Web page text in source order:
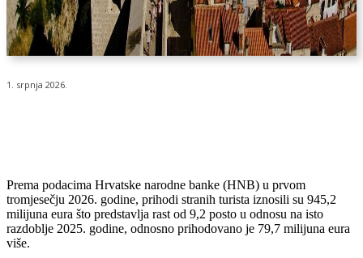
1. srpnja 2026.
Prema podacima Hrvatske narodne banke (HNB) u prvom
tromjesečju 2026. godine, prihodi stranih turista iznosili su 945,2
milijuna eura što predstavlja rast od 9,2 posto u odnosu na isto
razdoblje 2025. godine, odnosno prihodovano je 79,7 milijuna eura
više.